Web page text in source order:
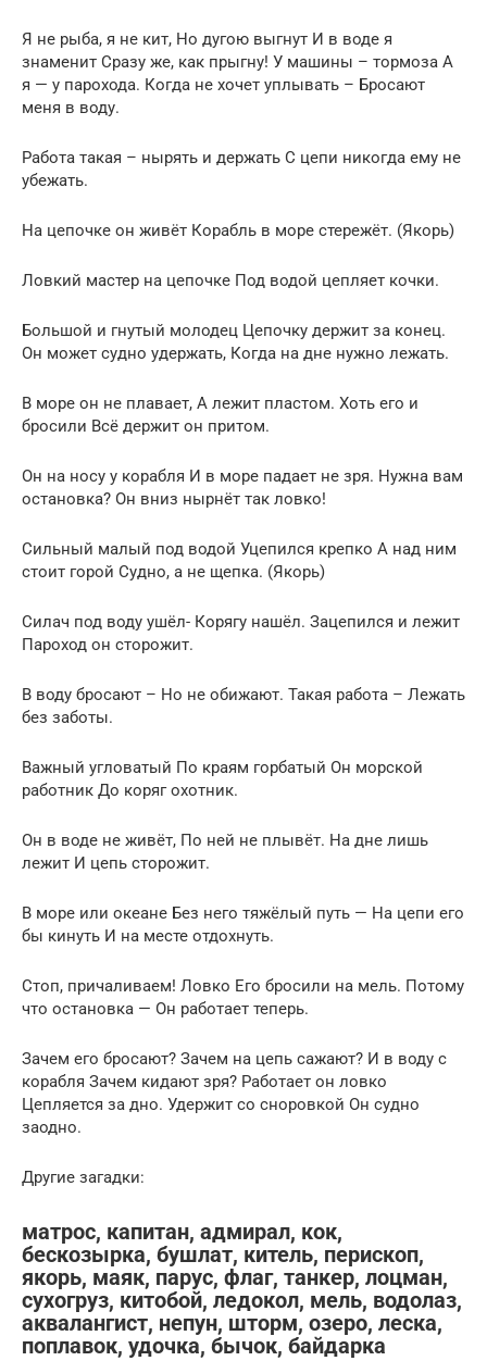
Я не рыба, я не кит, Но дугою выгнут И в воде я
знаменит Сразу же, как прыгну! У машины – тормоза А
я — у парохода. Когда не хочет уплывать – Бросают
меня в воду.
Работа такая – нырять и держать С цепи никогда ему не
убежать.
На цепочке он живёт Корабль в море стережёт. (Якорь)
Ловкий мастер на цепочке Под водой цепляет кочки.
Большой и гнутый молодец Цепочку держит за конец.
Он может судно удержать, Когда на дне нужно лежать.
В море он не плавает, А лежит пластом. Хоть его и
бросили Всё держит он притом.
Он на носу у корабля И в море падает не зря. Нужна вам
остановка? Он вниз нырнёт так ловко!
Сильный малый под водой Уцепился крепко А над ним
стоит горой Судно, а не щепка. (Якорь)
Силач под воду ушёл- Корягу нашёл. Зацепился и лежит
Пароход он сторожит.
В воду бросают – Но не обижают. Такая работа – Лежать
без заботы.
Важный угловатый По краям горбатый Он морской
работник До коряг охотник.
Он в воде не живёт, По ней не плывёт. На дне лишь
лежит И цепь сторожит.
В море или океане Без него тяжёлый путь — На цепи его
бы кинуть И на месте отдохнуть.
Стоп, причаливаем! Ловко Его бросили на мель. Потому
что остановка — Он работает теперь.
Зачем его бросают? Зачем на цепь сажают? И в воду с
корабля Зачем кидают зря? Работает он ловко
Цепляется за дно. Удержит со сноровкой Он судно
заодно.
Другие загадки:
матрос, капитан, адмирал, кок,
бескозырка, бушлат, китель, перископ,
якорь, маяк, парус, флаг, танкер, лоцман,
сухогруз, китобой, ледокол, мель, водолаз,
аквалангист, непун, шторм, озеро, леска,
поплавок, удочка, бычок, байдарка